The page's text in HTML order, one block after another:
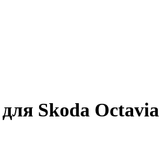
Skoda Octavia